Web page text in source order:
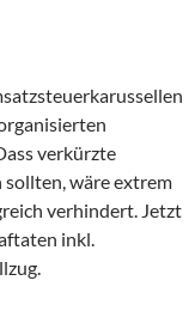
verkürzte
wäre extrem
verhindert. Jetzt
inkl.